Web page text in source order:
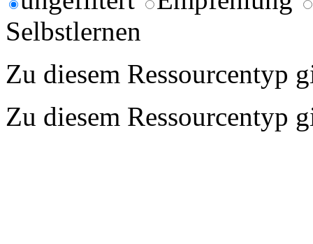
Selbstlernen
Zu diesem Ressourcentyp
Zu diesem Ressourcentyp